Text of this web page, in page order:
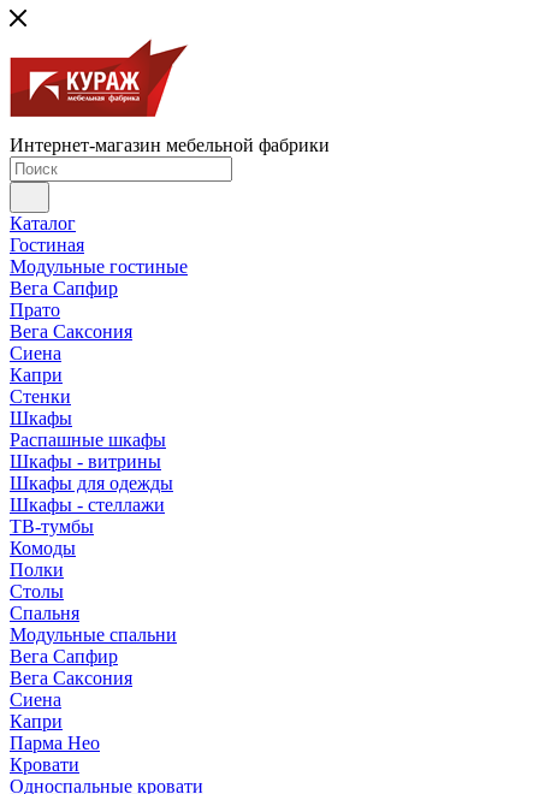
Интернет-магазин мебельной фабрики
Каталог
Гостиная
Модульные гостиные
Вега Сапфир
Прато
Вега Саксония
Сиена
Капри
Стенки
Шкафы
Распашные шкафы
Шкафы - витрины
Шкафы для одежды
Шкафы - стеллажи
ТВ-тумбы
Комоды
Полки
Столы
Спальня
Модульные спальни
Вега Сапфир
Вега Саксония
Сиена
Капри
Парма Нео
Кровати
Односпальные кровати